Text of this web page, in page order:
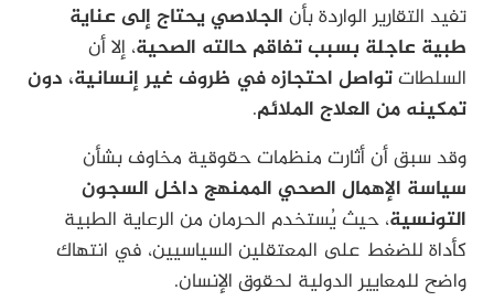
تفيد التقارير الواردة بأن الجلاصي يحتاج إلى عناية
طبية عاجلة بسبب تفاقم حالته الصحية، إلا أن
السلطاتتواصل احتجازه في ظروف غير إنسانية، دون
تمكينه من العلاج الملائم.
وقد سبق أن أثارت منظمات حقوقية مخاوف بشأن
سياسة الإهمال الصحي الممنهج داخل السجون
التونسية، حيث يُستخدم الحرمان من الرعاية الطبية
كأداة للضغط على المعتقلين السياسيين، في انتهاك
واضح للمعايير الدولية لحقوق الإنسان.